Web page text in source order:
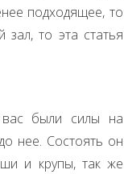
подходящее, то
то эта статья
вас были силы на
нее. Состоять он
и крупы, так же